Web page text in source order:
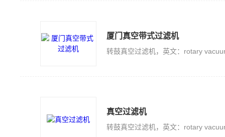
厦门真空带式过滤机
真空过滤机